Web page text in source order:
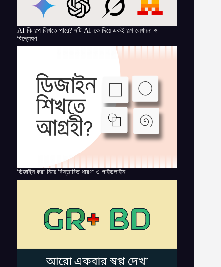
AI কি গল্প লিখতে পারে? ৭টি AI-কে দিয়ে একই গল্প লেখানো ও
বিশ্লেষণ
ডিজাইন করা নিয়ে বিস্তারিত ধারণা ও গাইডলাইন